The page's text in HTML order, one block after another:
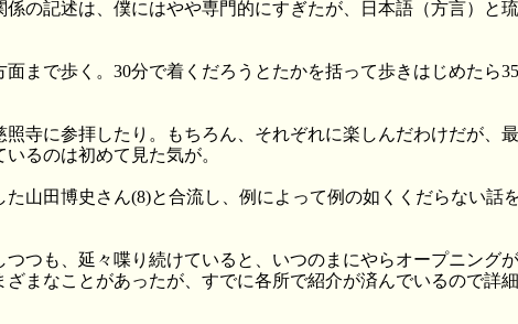
係の記述は、僕にはやや専門的にすぎたが、日本語（方言）と
まで歩く。30分で着くだろうとたかを括って歩きはじめたら
寺に参拝したり。もちろん、それぞれに楽しんだわけだが、
るのは初めて見た気が。
山田博史さん(8)と合流し、例によって例の如くくだらない
つも、延々喋り続けていると、いつのまにやらオープニング
まなことがあったが、すでに各所で紹介が済んでいるので詳